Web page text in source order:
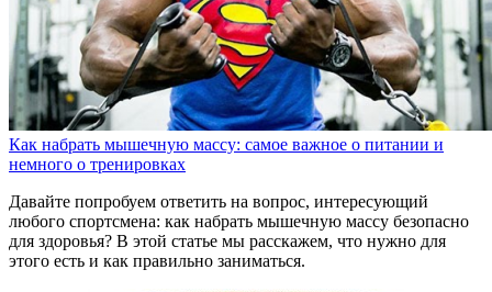
Как набрать мышечную массу: самое важное о питании и
немного о тренировках
Давайте попробуем ответить на вопрос, интересующий
любого спортсмена: как набрать мышечную массу безопасно
для здоровья? В этой статье мы расскажем, что нужно для
этого есть и как правильно заниматься.